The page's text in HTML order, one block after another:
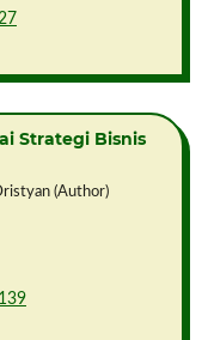
Strategi Bisnis
(Author)